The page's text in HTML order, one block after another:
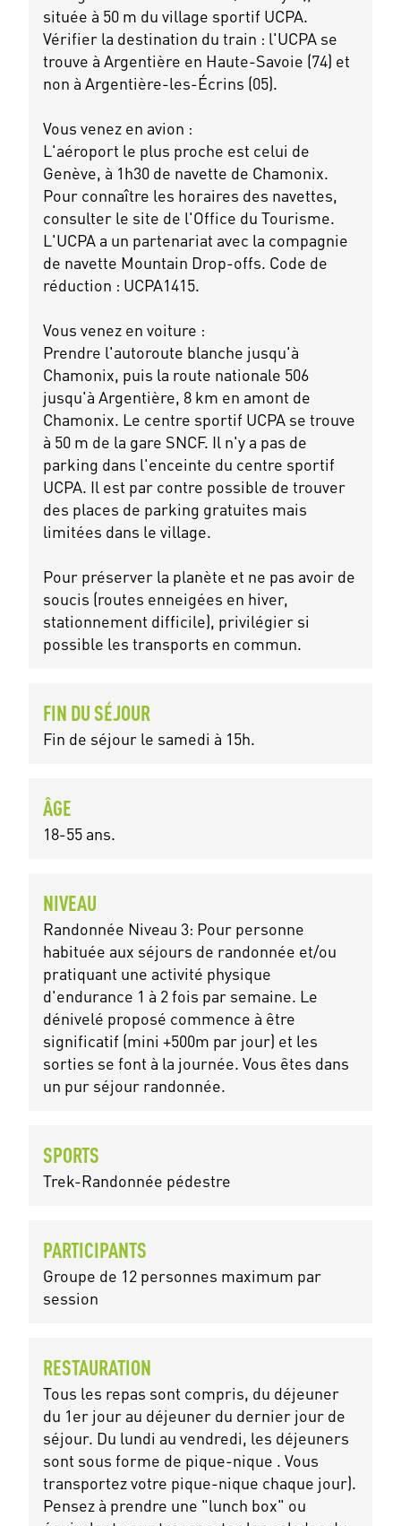
située à 50 m du village sportif UCPA.
Vérifier la destination du train : l'UCPA se
trouve à Argentière en Haute-Savoie (74) et
non à Argentière-les-Écrins (05).
Vous venez en avion :
L'aéroport le plus proche est celui de
Genève, à 1h30 de navette de Chamonix.
Pour connaître les horaires des navettes,
consulter le site de l'Office du Tourisme.
L'UCPA a un partenariat avec la compagnie
de navette Mountain Drop-offs. Code de
réduction : UCPA1415.
Vous venez en voiture :
Prendre l'autoroute blanche jusqu'à
Chamonix, puis la route nationale 506
jusqu'à Argentière, 8 km en amont de
Chamonix. Le centre sportif UCPA se trouve
à 50 m de la gare SNCF. Il n'y a pas de
parking dans l'enceinte du centre sportif
UCPA. Il est par contre possible de trouver
des places de parking gratuites mais
limitées dans le village.
Pour préserver la planète et ne pas avoir de
soucis (routes enneigées en hiver,
stationnement difficile), privilégier si
possible les transports en commun.
FIN DU SÉJOUR
Fin de séjour le samedi à 15h.
ÂGE
18-55 ans.
NIVEAU
Randonnée Niveau 3: Pour personne
habituée aux séjours de randonnée et/ou
pratiquant une activité physique
d'endurance 1 à 2 fois par semaine. Le
dénivelé proposé commence à être
significatif (mini +500m par jour) et les
sorties se font à la journée. Vous êtes dans
un pur séjour randonnée.
SPORTS
Trek-Randonnée pédestre
PARTICIPANTS
Groupe de 12 personnes maximum par
session
RESTAURATION
Tous les repas sont compris, du déjeuner
du 1er jour au déjeuner du dernier jour de
séjour. Du lundi au vendredi, les déjeuners
sont sous forme de pique-nique . Vous
transportez votre pique-nique chaque jour).
Pensez à prendre une "lunch box" ou